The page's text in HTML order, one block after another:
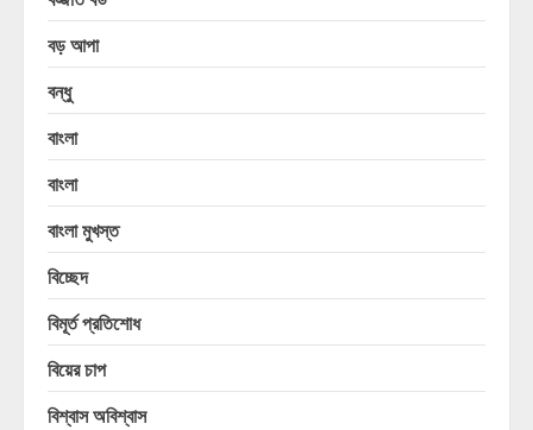
বড় আপা
বন্ধু
বাংলা
বাংলা
বাংলা মুখস্ত
বিচ্ছেদ
বিমূর্ত প্রতিশোধ
বিয়ের চাপ
বিশ্বাস অবিশ্বাস